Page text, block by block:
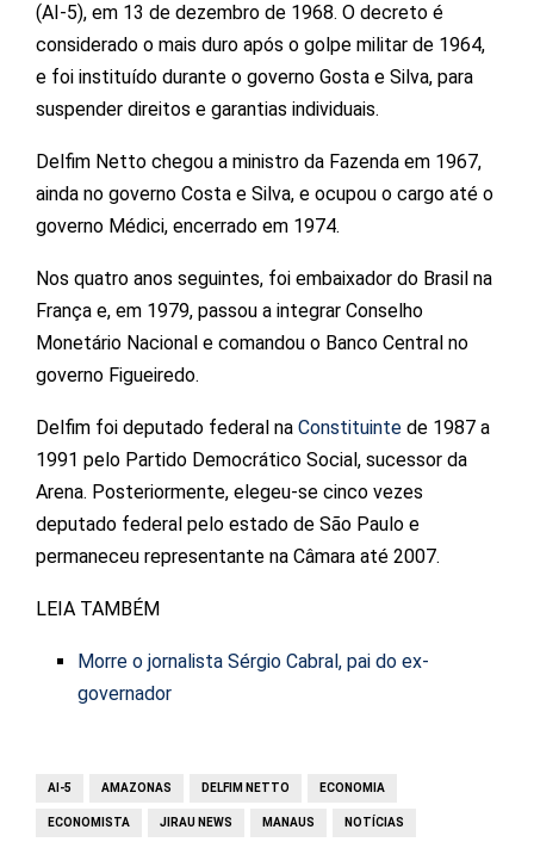
(AI-5), em 13 de dezembro de 1968. O decreto é
considerado o mais duro após o golpe militar de 1964,
e foi instituído durante o governo Gosta e Silva, para
suspender direitos e garantias individuais.
Delfim Netto chegou a ministro da Fazenda em 1967,
ainda no governo Costa e Silva, e ocupou o cargo até o
governo Médici, encerrado em 1974.
Nos quatro anos seguintes, foi embaixador do Brasil na
França e, em 1979, passou a integrar Conselho
Monetário Nacional e comandou o Banco Central no
governo Figueiredo.
Delfim foi deputado federal na Constituinte de 1987 a
1991 pelo Partido Democrático Social, sucessor da
Arena. Posteriormente, elegeu-se cinco vezes
deputado federal pelo estado de São Paulo e
permaneceu representante na Câmara até 2007.
LEIA TAMBÉM
Morre o jornalista Sérgio Cabral, pai do ex-
governador
AI-5 AMAZONAS DELFIM NETTO ECONOMIA
ECONOMISTA JIRAU NEWS MANAUS NOTÍCIAS